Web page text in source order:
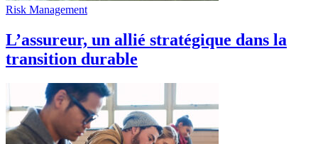
Risk Management
L’assureur, un allié stratégique dans la
transition durable